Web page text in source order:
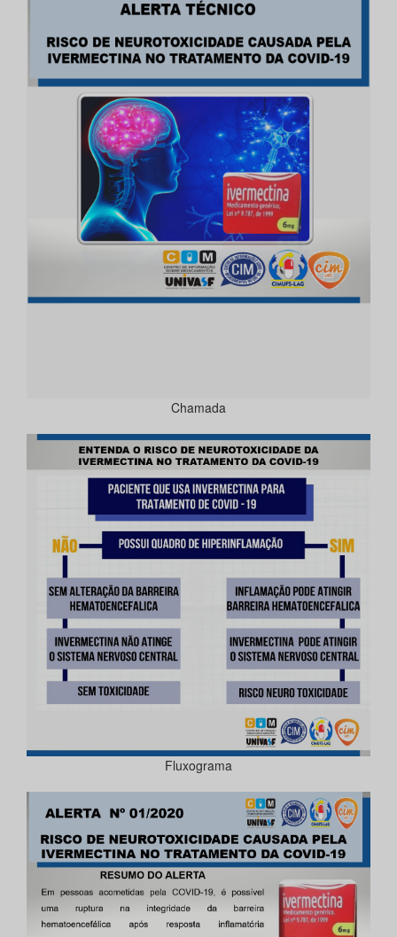
Chamada
Fluxograma